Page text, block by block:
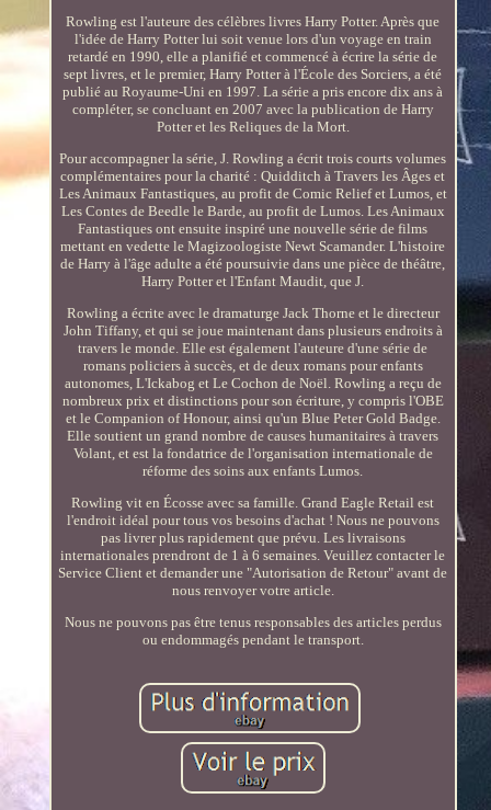
Rowling est l'auteure des célèbres livres Harry Potter. Après que
l'idée de Harry Potter lui soit venue lors d'un voyage en train
retardé en 1990, elle a planifié et commencé à écrire la série de
sept livres, et le premier, Harry Potter à l'École des Sorciers, a été
publié au Royaume-Uni en 1997. La série a pris encore dix ans à
compléter, se concluant en 2007 avec la publication de Harry
Potter et les Reliques de la Mort.
Pour accompagner la série, J. Rowling a écrit trois courts volumes
complémentaires pour la charité : Quidditch à Travers les Âges et
Les Animaux Fantastiques, au profit de Comic Relief et Lumos, et
Les Contes de Beedle le Barde, au profit de Lumos. Les Animaux
Fantastiques ont ensuite inspiré une nouvelle série de films
mettant en vedette le Magizoologiste Newt Scamander. L'histoire
de Harry à l'âge adulte a été poursuivie dans une pièce de théâtre,
Harry Potter et l'Enfant Maudit, que J.
Rowling a écrite avec le dramaturge Jack Thorne et le directeur
John Tiffany, et qui se joue maintenant dans plusieurs endroits à
travers le monde. Elle est également l'auteure d'une série de
romans policiers à succès, et de deux romans pour enfants
autonomes, L'Ickabog et Le Cochon de Noël. Rowling a reçu de
nombreux prix et distinctions pour son écriture, y compris l'OBE
et le Companion of Honour, ainsi qu'un Blue Peter Gold Badge.
Elle soutient un grand nombre de causes humanitaires à travers
Volant, et est la fondatrice de l'organisation internationale de
réforme des soins aux enfants Lumos.
Rowling vit en Écosse avec sa famille. Grand Eagle Retail est
l'endroit idéal pour tous vos besoins d'achat ! Nous ne pouvons
pas livrer plus rapidement que prévu. Les livraisons
internationales prendront de 1 à 6 semaines. Veuillez contacter le
Service Client et demander une "Autorisation de Retour" avant de
nous renvoyer votre article.
Nous ne pouvons pas être tenus responsables des articles perdus
ou endommagés pendant le transport.